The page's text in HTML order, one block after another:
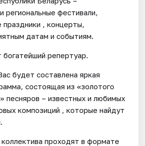
региональные фестивали,
праздники , концерты,
датам и событиям.
репертуар.
будет составлена яркая
состоящая из «золотого
песняров – известных и любимых
композиций , которые найдут
проходят в формате